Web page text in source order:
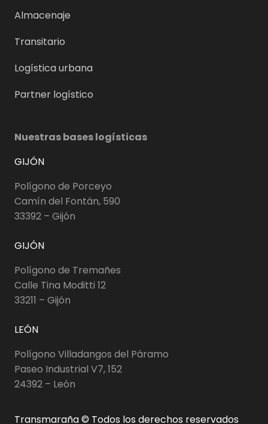
Almacenaje
Transitario
Logística urbana
Partner logístico
Nuestras bases logísticas
GIJÓN
Polígono de Porceyo
Camín del Fontán, 590
33392 – Gijón
GIJÓN
Polígono de Tremañes
Calle Tina Moditti 12
33211 – Gijón
LEÓN
Polígono Villadangos del Páramo
Paseo Industrial V7, 152
24392 – León
Transmaraña © Todos los derechos reservados